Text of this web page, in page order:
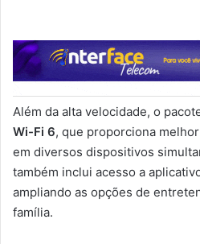
Além da alta velocidade, o
Wi-Fi 6, que proporciona
em diversos dispositivos
também inclui acesso a
ampliando as opções de
família.